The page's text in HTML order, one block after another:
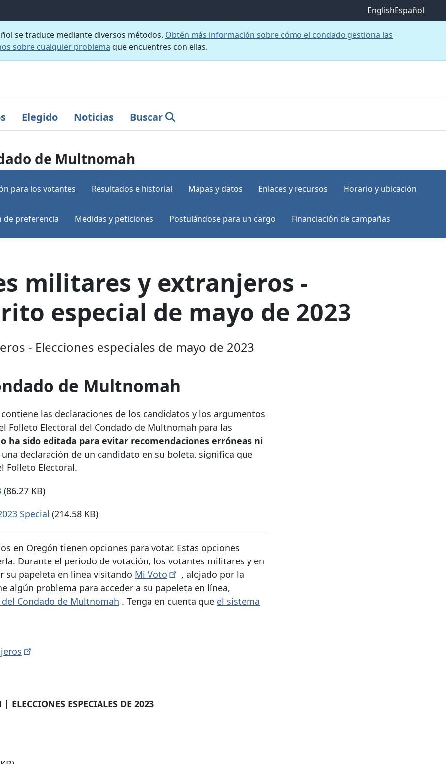
EnglishEspañol
se traduce mediante diversos métodos. Obtén más información sobre cómo el condado gestiona las
sobre cualquier problema que encuentres con ellas.
Elegido Noticias Buscar
de Multnomah
para los votantes Resultados e historial Mapas y datos Enlaces y recursos Horario y ubicación
de preferencia Medidas y peticiones Postulándose para un cargo Financiación de campañas
militares y extranjeros -
especial de mayo de 2023
- Elecciones especiales de mayo de 2023
de Multnomah
las declaraciones de los candidatos y los argumentos
Folleto Electoral del Condado de Multnomah para las
ha sido editada para evitar recomendaciones erróneas ni
una declaración de un candidato en su boleta, significa que
Folleto Electoral.
(86.27 KB)
Special (214.58 KB)
en Oregón tienen opciones para votar. Estas opciones
Durante el período de votación, los votantes militares y en
su papeleta en línea visitando Mi Voto
, alojado por la
algún problema para acceder a su papeleta en línea,
Condado de Multnomah . Tenga en cuenta que el sistema
ESPECIALES DE 2023